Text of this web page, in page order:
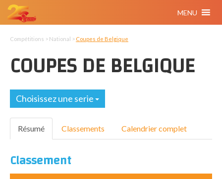
MENU
Compétitions > National > Coupes de Belgique
COUPES DE BELGIQUE
Choisissez une serie
Résumé Classements Calendrier complet
Classement